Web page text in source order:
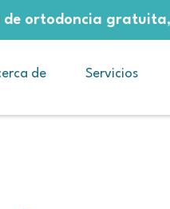
de ortodoncia
de Servicios